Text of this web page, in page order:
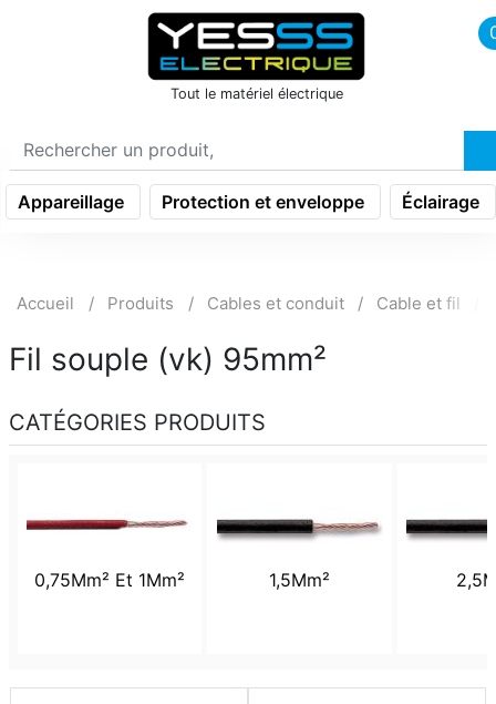
icon menu burger
Tout le matériel électrique
Appareillage Protection et enveloppe Éclairage
Accueil Produits Cables et conduit Cable et fil
Fil souple (vk) 95mm²
CATÉGORIES PRODUITS
0,75Mm² Et 1Mm² 1,5Mm²